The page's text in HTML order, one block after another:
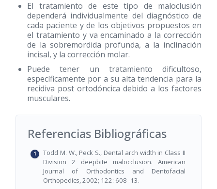
El tratamiento de este tipo de maloclusión
dependerá individualmente del diagnóstico de
cada paciente y de los objetivos propuestos en
el tratamiento y va encaminado a la corrección
de la sobremordida profunda, a la inclinación
incisal, y la corrección molar.
Puede tener un tratamiento dificultoso,
específicamente por a su alta tendencia para la
recidiva post ortodóncica debido a los factores
musculares.
Referencias Bibliográficas
Todd M. W., Peck S., Dental arch width in Class II
Division 2 deepbite malocclusion. American
Journal of Orthodontics and Dentofacial
Orthopedics, 2002; 122: 608 -13.